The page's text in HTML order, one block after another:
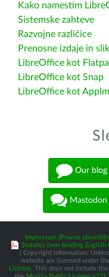
Kako namestim
Sistemske zahteve
Razvojne različice
Prenosne izdaje in
LibreOffice kot
LibreOffice kot Snap
LibreOffice kot
Our blog
Mastodon
Impressum (Pravno
Statutes (non-binding English
| Copyright information:
website are licensed under the
License . This does not include